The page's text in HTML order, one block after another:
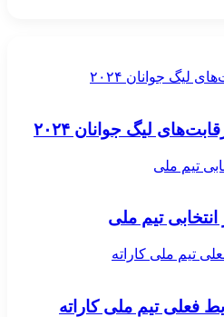
لیگ جوانان ۲۰۲۴
لیگ جوانان ۲۰۲۴
تیم ملی
تیم ملی
تیم ملی کاراته
فعلی تیم ملی کاراته